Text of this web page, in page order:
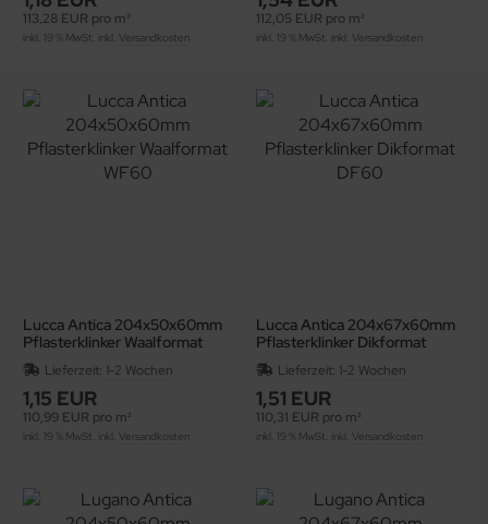
113,28 EUR pro m²
inkl. 19 % MwSt. inkl. Versandkosten
112,05 EUR pro m²
inkl. 19 % MwSt. inkl. Versandkosten
Lucca Antica 204x50x60mm
Pflasterklinker Waalformat
Lieferzeit: 1-2 Wochen
1,15 EUR
110,99 EUR pro m²
inkl. 19 % MwSt. inkl. Versandkosten
Lucca Antica 204x67x60mm
Pflasterklinker Dikformat
Lieferzeit: 1-2 Wochen
1,51 EUR
110,31 EUR pro m²
inkl. 19 % MwSt. inkl. Versandkosten